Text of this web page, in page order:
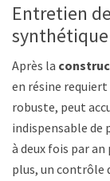
Entretien
synthétique
Après la
en résine requiert
robuste, peut
indispensable de
à deux fois par
plus, un contrôle